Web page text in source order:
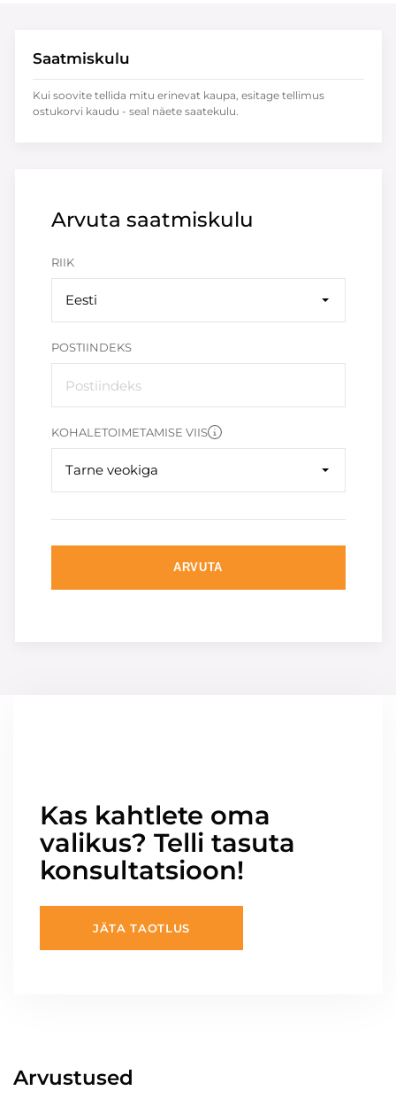
Arvuta saatmiskulu
RIIK
Eesti
POSTIINDEKS
KOHALETOIMETAMISE VIIS
Tarne veokiga
ARVUTA
Saatmiskulu
Kui soovite tellida mitu erinevat kaupa, esitage tellimus
ostukorvi kaudu - seal näete saatekulu.
Kas kahtlete oma
valikus? Telli tasuta
konsultatsioon!
JÄTA TAOTLUS
Arvustused